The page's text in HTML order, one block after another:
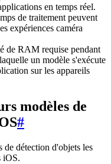
en temps réel.
de traitement peuvent
expériences caméra
de RAM requise pendant
un modèle s'exécute
sur les appareils
modèles de
#
de détection d'objets les
iOS.